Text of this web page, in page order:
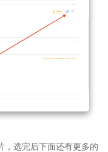
，选完后下面还有更多的